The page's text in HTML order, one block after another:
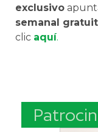
exclusivo
semanal
clic aquí.